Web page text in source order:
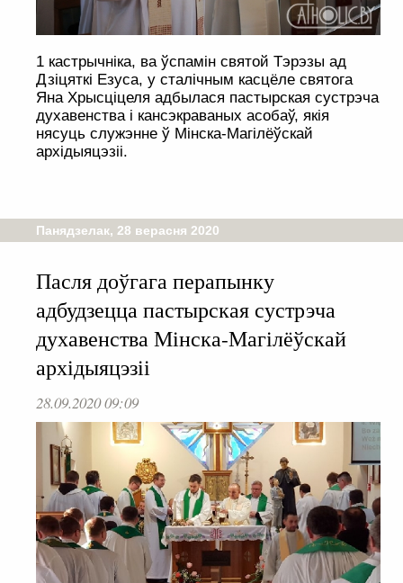
1 кастрычніка, ва ўспамін святой Тэрэзы ад
Дзіцяткі Езуса, у сталічным касцёле святога
Яна Хрысціцеля адбылася пастырская сустрэча
духавенства і кансэкраваных асобаў, якія
нясуць служэнне ў Мінска-Магілёўскай
архідыяцэзіі.
Панядзелак, 28 верасня 2020
Пасля доўгага перапынку
адбудзецца пастырская сустрэча
духавенства Мінска-Магілёўскай
архідыяцэзіі
28.09.2020 09:09